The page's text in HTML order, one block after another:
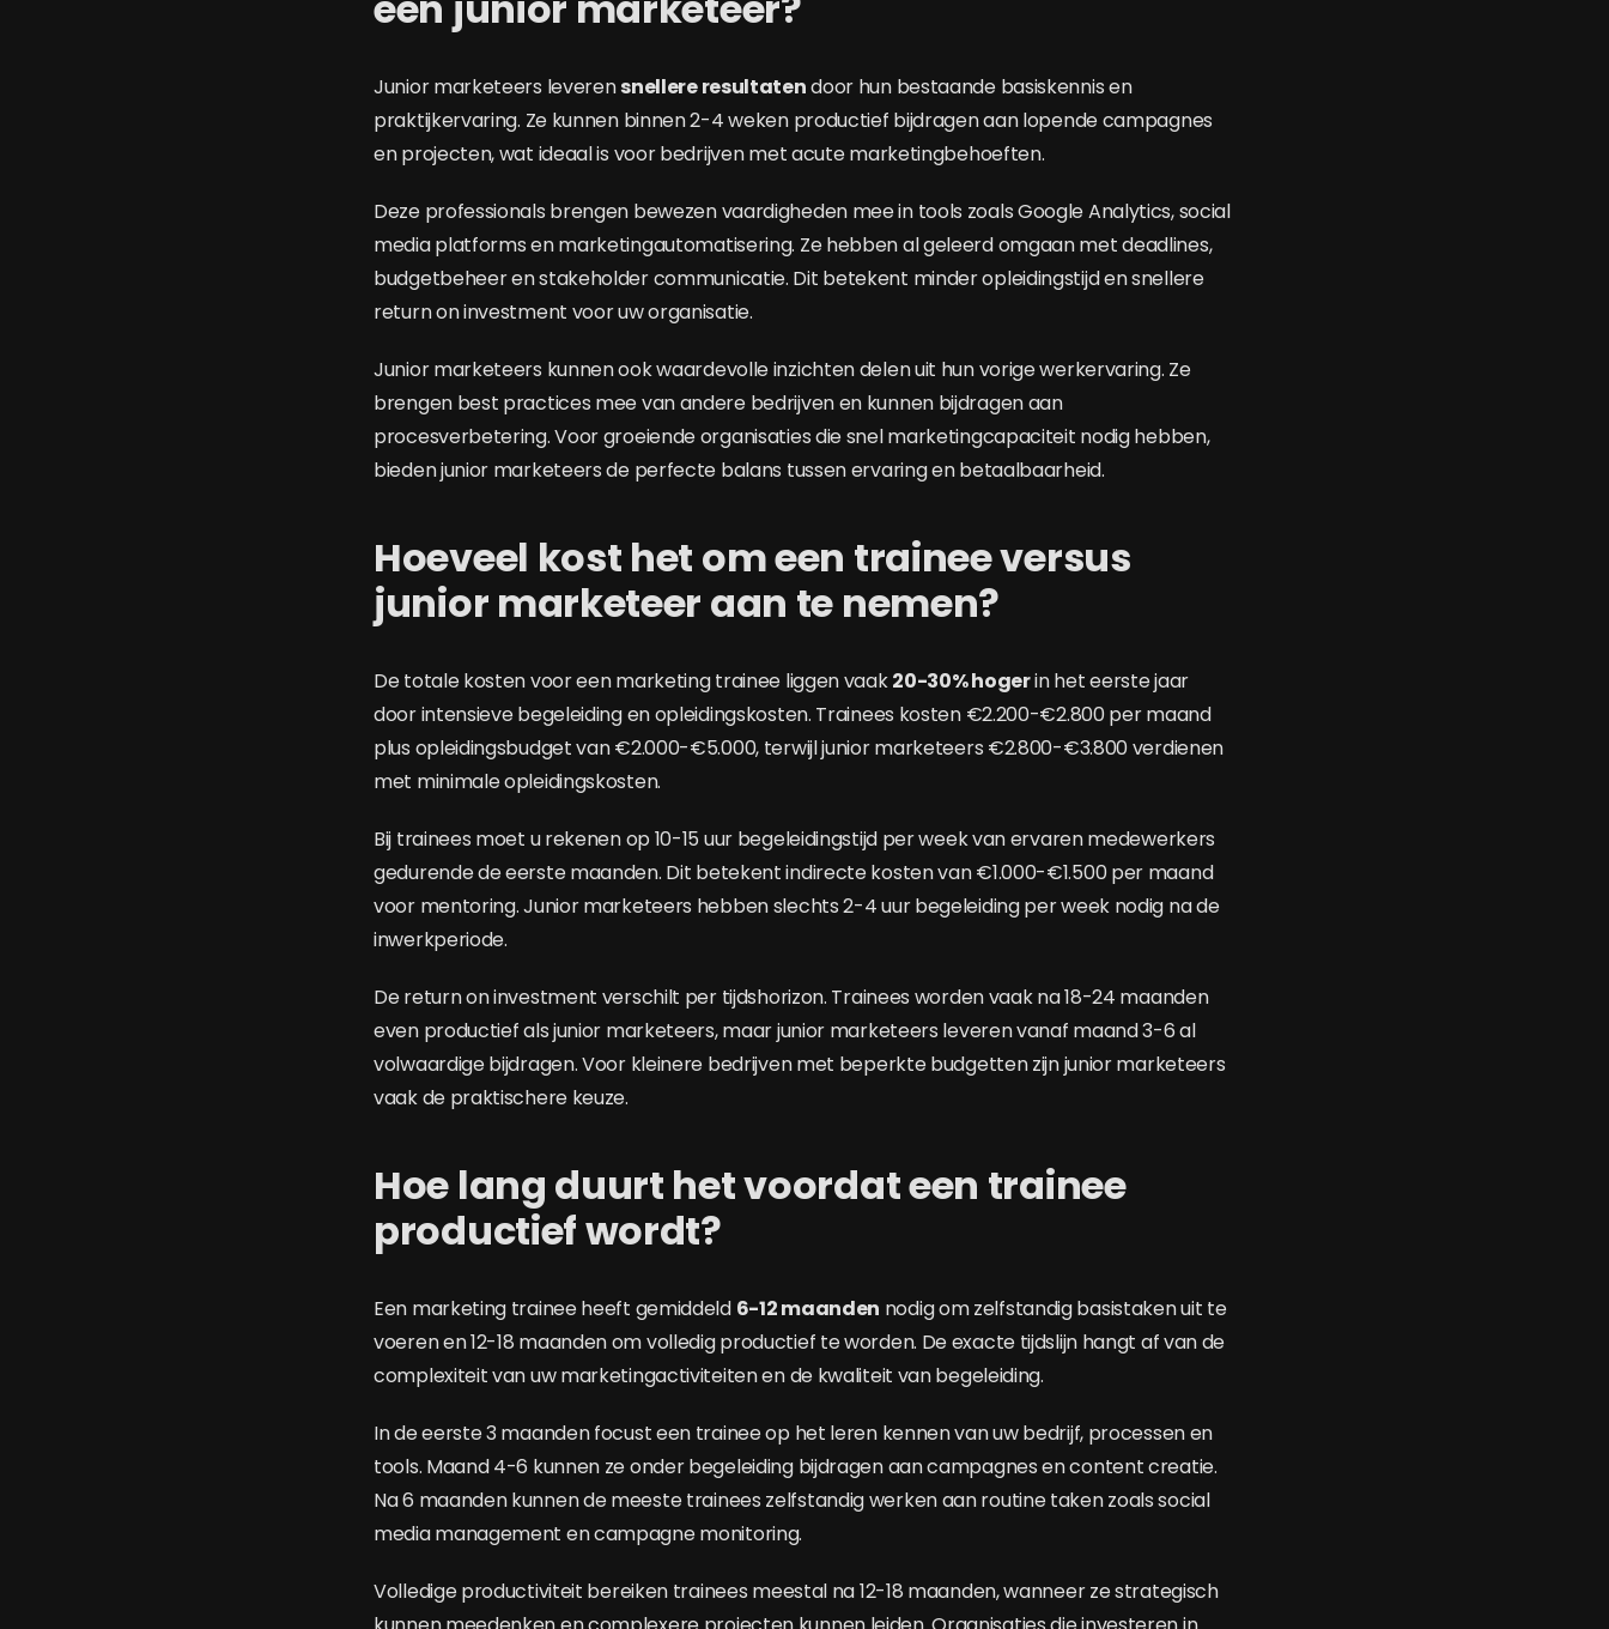
Junior marketeers leverensnellere resultatendoor hun bestaande basiskennis en
praktijkervaring. Ze kunnen binnen 2-4 weken productief bijdragen aan lopende campagnes
en projecten, wat ideaal is voor bedrijven met acute marketingbehoeften.
Deze professionals brengen bewezen vaardigheden mee in tools zoals Google Analytics, social
media platforms en marketingautomatisering. Ze hebben al geleerd omgaan met deadlines,
budgetbeheer en stakeholder communicatie. Dit betekent minder opleidingstijd en snellere
return on investment voor uw organisatie.
Junior marketeers kunnen ook waardevolle inzichten delen uit hun vorige werkervaring. Ze
brengen best practices mee van andere bedrijven en kunnen bijdragen aan
procesverbetering. Voor groeiende organisaties die snel marketingcapaciteit nodig hebben,
bieden junior marketeers de perfecte balans tussen ervaring en betaalbaarheid.
Hoeveel kost het om een trainee versus
junior marketeer aan te nemen?
De totale kosten voor een marketing trainee liggen vaak20-30% hogerin het eerste jaar
door intensieve begeleiding en opleidingskosten. Trainees kosten €2.200-€2.800 per maand
plus opleidingsbudget van €2.000-€5.000, terwijl junior marketeers €2.800-€3.800 verdienen
met minimale opleidingskosten.
Bij trainees moet u rekenen op 10-15 uur begeleidingstijd per week van ervaren medewerkers
gedurende de eerste maanden. Dit betekent indirecte kosten van €1.000-€1.500 per maand
voor mentoring. Junior marketeers hebben slechts 2-4 uur begeleiding per week nodig na de
inwerkperiode.
De return on investment verschilt per tijdshorizon. Trainees worden vaak na 18-24 maanden
even productief als junior marketeers, maar junior marketeers leveren vanaf maand 3-6 al
volwaardige bijdragen. Voor kleinere bedrijven met beperkte budgetten zijn junior marketeers
vaak de praktischere keuze.
Hoe lang duurt het voordat een trainee
productief wordt?
Een marketing trainee heeft gemiddeld 6-12 maanden nodig om zelfstandig basistaken uit te
voeren en 12-18 maanden om volledig productief te worden. De exacte tijdslijn hangt af van de
complexiteit van uw marketingactiviteiten en de kwaliteit van begeleiding.
In de eerste 3 maanden focust een trainee op het leren kennen van uw bedrijf, processen en
tools. Maand 4-6 kunnen ze onder begeleiding bijdragen aan campagnes en content creatie.
Na 6 maanden kunnen de meeste trainees zelfstandig werken aan routine taken zoals social
media management en campagne monitoring.
Volledige productiviteit bereiken trainees meestal na 12-18 maanden, wanneer ze strategisch